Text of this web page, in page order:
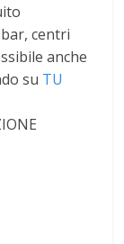
centri
anche
su TU